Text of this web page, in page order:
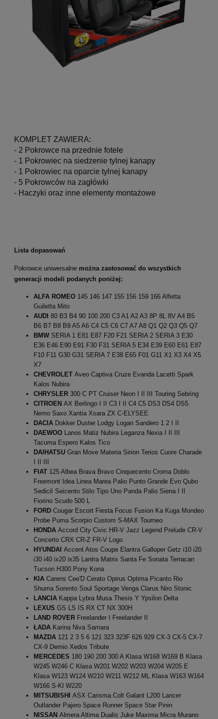
KOMPLET ZAWIERA:
- 2 Pokrowce na przednie fotele
- 1 Pokrowiec na siedzenie tylnej kanapy
- 1 Pokrowiec na oparcie tylnej kanapy
- 5 Pokrowców na zagłówki
- Haczyki oraz inne elementy montażowe
Lista dopasowań
Pokrowce uniwersalne można zastosować do wszystkich
generacji modeli podanych poniżej:
ALFA ROMEO 145 146 147 155 156 159 166 Alfetta
Guiletta Mito
AUDI 80 B3 B4 90 100 200 C3 A1 A2 A3 8P 8L 8V A4 B5
B6 B7 B8 B9 A5 A6 C4 C5 C6 C7 A7 A8 Q1 Q2 Q3 Q5 Q7
BMW SERIA 1 E81 E87 F20 F21 SERIA 2 SERIA 3 E30
E36 E46 E90 E91 F30 F31 SERIA 5 E34 E39 E60 E61 E87
F10 F11 G30 G31 SERIA 7 E38 E65 F01 G11 X1 X3 X4 X5
X7
CHEVROLET Aveo Captiva Cruze Evanda Lacetti Spark
Kalos Nubira
CHRYSLER 300 C PT Cruiser Neon I II III Touring Sebring
CITROEN AX Berlingo I II C3 I II C4 C5 DS3 DS4 DS5
Nemo Saxo Xantia Xsara ZX C-ELYSEE
DACIA Dokker Duster Lodgy Logan Sandero 1 2 I II
DAEWOO Lanos Matiz Nubira Leganza Nexia I II III
Tacuma Espero Kalos Tico
DAIHATSU Gran Move Materia Sirion Terios Cuore Charade
FIAT 125 Albea Brava Bravo Cinquecento Croma Doblo
Freemont Idea Linea Marea Palio Punto Grande Evo Qubo
SediciI Seicento Stilo Tipo Uno Panda Palio Siena I II
Fiorino Scudo 500 L
FORD Cougar Escort Fiesta Focus Fusion Ka Kuga Mondeo
Probe Puma Scorpio Custom S-MAX Tourneo
HONDA Accord City Civic HR-V Jazz Legend Prelude CR-V
Concerto CRX CR-Z FR-V Logo
HYUNDAI Accent Atos Coupe Elantra Galloper Getz i10 i20
i30 i40 ix20 ix35 Lantra Matrix Santa Fe Sonata Terracan
Tucson H300 Pony Kona
KIA Carens Cee'D Cerato Opirus Optima Picanto Rio
Shuma Sorento Soul Sportage Venga Clarus Niro Stonic
LANCIA Kappa Lybra Musa Thesis Y Ypsilon Delta
LEXUS GS LS IS RX CT NX 300H
LAND ROVER Freelander I Freelander II
ŁADA Karina Niva Samara
MAZDA 121 2 3 5 6 121 323 323F 626 929 CX-3 CX-5 CX-7
CX-9 Demio Xedos Tribute
MERCEDES 180 190 200 300 A Klasa W168 W169 B Klasa
W245 W246 C Klasa W201 W202 W203 W204 W205 E
Klasa W123 W124 W210 W211 W212 ML Klasa W163 W164
W166 S-Kl W220
MITSUBISHI
ASX Carisma Colt Galant L200 Lancer
Outlander Pajero Space Runner Space Star Pinin
NISSAN Almera Altima Dualis Juke Maxima Micra Murano